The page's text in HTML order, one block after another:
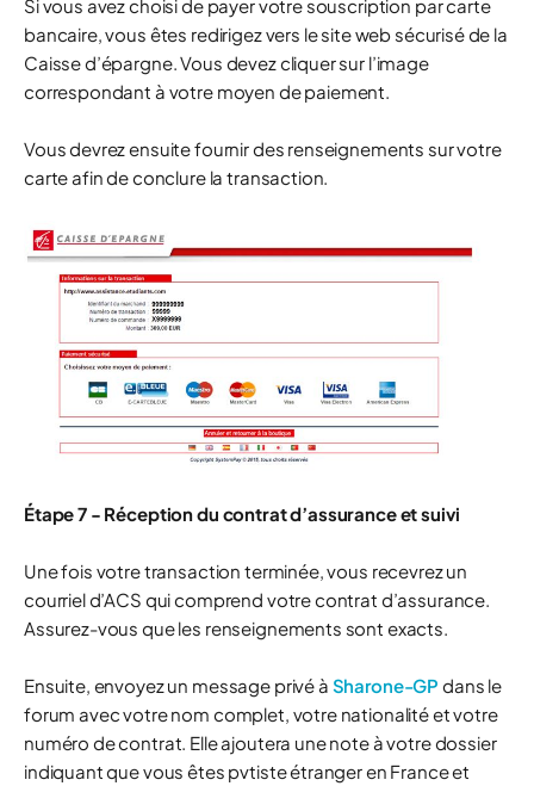
Si vous avez choisi de payer votre souscription par carte
bancaire, vous êtes redirigez vers le site web sécurisé de la
Caisse d’épargne. Vous devez cliquer sur l’image
correspondant à votre moyen de paiement.
Vous devrez ensuite fournir des renseignements sur votre
carte afin de conclure la transaction.
Étape 7 - Réception du contrat d’assurance et suivi
Une fois votre transaction terminée, vous recevrez un
courriel d’ACS qui comprend votre contrat d’assurance.
Assurez-vous que les renseignements sont exacts.
Ensuite, envoyez un message privé à Sharone-GP dans le
forum avec votre nom complet, votre nationalité et votre
numéro de contrat. Elle ajoutera une note à votre dossier
indiquant que vous êtes pvtiste étranger en France et